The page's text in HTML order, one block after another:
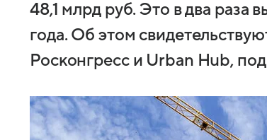
48,1 млрд руб. Это в два раза
года. Об этом
Росконгресс и Urban Hub,